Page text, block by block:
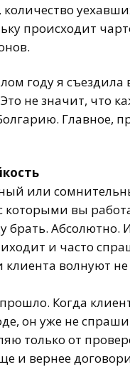
происходит
году я
не значит, что
Главное,
или
которыми вы
брать. Абсолютно.
и часто
волнуют
Когда
он уже не
только от
и вернее